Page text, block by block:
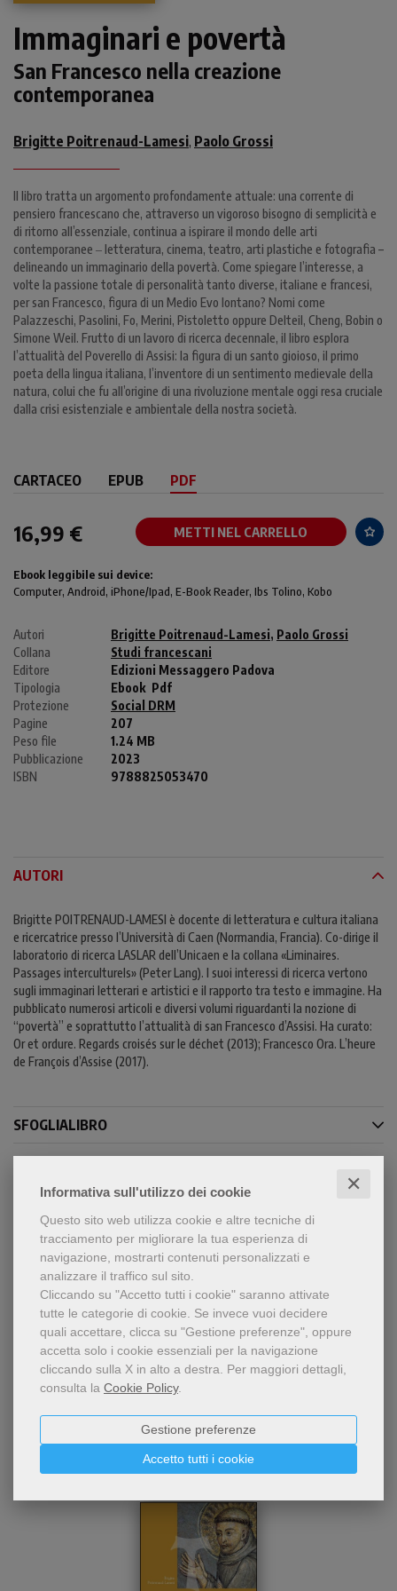
Informativa sull'utilizzo dei cookie ✕
Questo sito web utilizza cookie e altre tecniche di
tracciamento per migliorare la tua esperienza di
navigazione, mostrarti contenuti personalizzati e
analizzare il traffico sul sito.
Cliccando su "Accetto tutti i cookie" saranno attivate
tutte le categorie di cookie. Se invece vuoi decidere
quali accettare, clicca su "Gestione preferenze", oppure
accetta solo i cookie essenziali per la navigazione
cliccando sulla X in alto a destra. Per maggiori dettagli,
consulta la Cookie Policy.
Accetto tutti i cookie
Gestione preferenze
Immaginari e povertà
San Francesco nella creazione
contemporanea
Brigitte Poitrenaud-Lamesi, Paolo Grossi
Il libro tratta un argomento profondamente attuale: una corrente di
pensiero francescano che, attraverso un vigoroso bisogno di semplicità e
di ritorno all’essenziale, continua a ispirare il mondo delle arti
contemporanee ‒ letteratura, cinema, teatro, arti plastiche e fotografia –
delineando un immaginario della povertà. Come spiegare l’interesse, a
volte la passione totale di personalità tanto diverse, italiane e francesi,
per san Francesco, figura di un Medio Evo lontano? Nomi come
Palazzeschi, Pasolini, Fo, Merini, Pistoletto oppure Delteil, Cheng, Bobin o
Simone Weil. Frutto di un lavoro di ricerca decennale, il libro esplora
l’attualità del Poverello di Assisi: la figura di un santo gioioso, il primo
poeta della lingua italiana, l’inventore di un sentimento medievale della
natura, colui che fu all’origine di una rivoluzione mentale oggi resa cruciale
dalla crisi esistenziale e ambientale della nostra società.
CARTACEO EPUB PDF
16,99 € METTI NEL CARRELLO
Ebook leggibile sui device:
Computer, Android, iPhone/Ipad, E-Book Reader, Ibs Tolino, Kobo
Autori Brigitte Poitrenaud-Lamesi, Paolo Grossi
Collana
Studi francescani
Editore
Edizioni Messaggero Padova
Tipologia
Ebook Pdf
Protezione
Social DRM
Pagine
207
Peso file
1.24 MB
Pubblicazione
2023
ISBN
9788825053470
AUTORI
Brigitte POITRENAUD-LAMESI è docente di letteratura e cultura italiana
e ricercatrice presso l’Università di Caen (Normandia, Francia). Co-dirige il
laboratorio di ricerca LASLAR dell’Unicaen e la collana «Liminaires.
Passages interculturels» (Peter Lang). I suoi interessi di ricerca vertono
sugli immaginari letterari e artistici e il rapporto tra testo e immagine. Ha
pubblicato numerosi articoli e diversi volumi riguardanti la nozione di
“povertà” e soprattutto l’attualità di san Francesco d’Assisi. Ha curato:
Or et ordure. Regards croisés sur le déchet (2013); Francesco Ora. L’heure
de François d’Assise (2017).
SFOGLIALIBRO
CONTENUTI
Condividi
Dello stesso autore